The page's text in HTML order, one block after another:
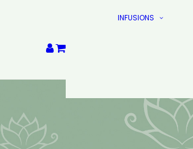
Les Doublés
INFUSIONS